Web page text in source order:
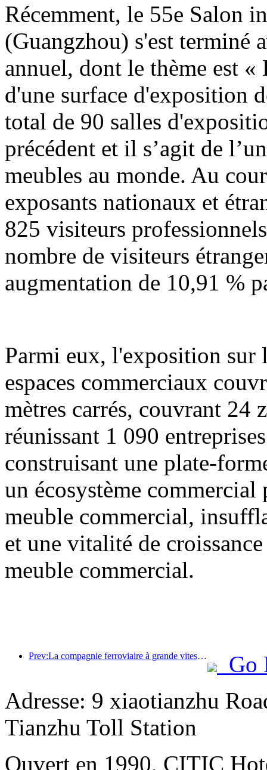
Récemment, le 55e Salon
(Guangzhou) s'est terminé
annuel, dont le thème est
d'une surface d'exposition
total de 90 salles
précédent et il s’agit de
meubles au monde. Au
exposants nationaux et
825 visiteurs
nombre de visiteurs
augmentation de 10,91 %
Parmi eux, l'exposition sur
espaces commerciaux
mètres carrés, couvrant 24
réunissant 1 090
construisant une plate-
un écosystème
meuble commercial,
et une vitalité de
meuble commercial.
Prev:La compagnie ferroviaire à grande vitesse Pékin-Shanghai et l'Institut chinois d'économie ferroviaire ont conclu une coopération stratégique pour promouvoir conjointement le développement de haute qualité du chemin de fer à grande vitesse.
Go
Adresse: 9 xiaotianzhu
Tianzhu Toll Station
Ouvert en 1990, CITIC